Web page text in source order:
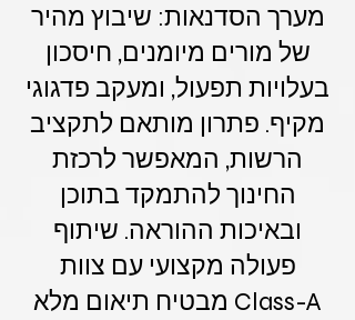
מערך הסדנאות: שיבוץ מהיר
של מורים מיומנים, חיסכון
בעלויות תפעול, ומעקב פדגוגי
מקיף. פתרון מותאם לתקציב
הרשות, המאפשר לרכזת
החינוך להתמקד בתוכן
ובאיכות ההוראה. שיתוף
פעולה מקצועי עם צוות
Class-A מבטיח תיאום מלא